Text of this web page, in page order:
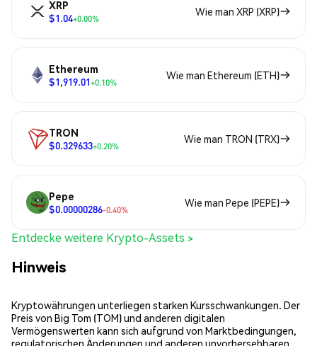
XRP
$1.04+0.00%
Wie man XRP (XRP)
Ethereum
$1,919.01+0.10%
Wie man Ethereum (ETH)
TRON
$0.329633+0.20%
Wie man TRON (TRX)
Pepe
$0.00000286-0.40%
Wie man Pepe (PEPE)
Entdecke weitere Krypto-Assets >
Hinweis
Kryptowährungen unterliegen starken Kursschwankungen. Der
Preis von Big Tom (TOM) und anderen digitalen
Vermögenswerten kann sich aufgrund von Marktbedingungen,
regulatorischen Änderungen und anderen unvorhersehbaren